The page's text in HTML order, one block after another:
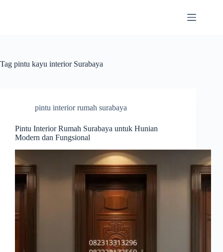
Tag pintu kayu interior Surabaya
pintu interior rumah surabaya
Pintu Interior Rumah Surabaya untuk Hunian
Modern dan Fungsional